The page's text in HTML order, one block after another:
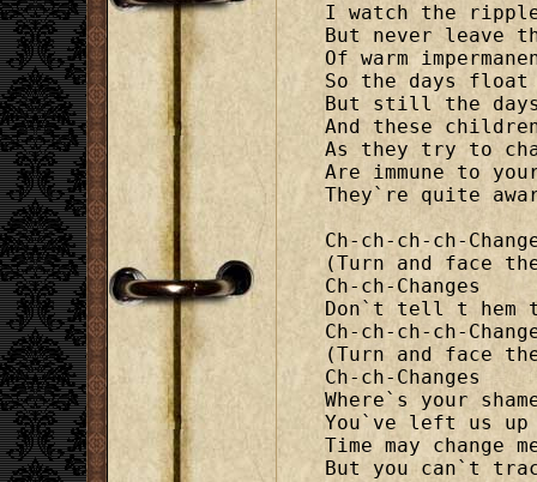
I watch the
But never leave
Of warm
So the days float
But still the days
And these
As they try to
Are immune to
They`re quite
Ch-ch-ch-ch-
(Turn and face
Ch-ch-Changes
Don`t tell t hem
Ch-ch-ch-ch-
(Turn and face
Ch-ch-Changes
Where`s your
You`ve left us
Time may change
But you can`t